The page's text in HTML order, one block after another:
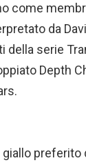
come
da
della serie
Depth
preferito